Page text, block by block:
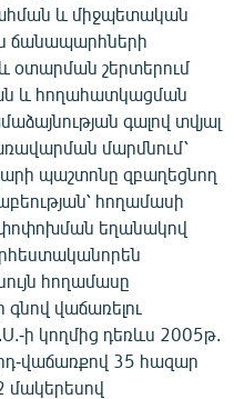
և միջպետական
ճանապարհների
օտարման շերտերում
և հողահատկացման
գալով տվյալ
մարմնում՝
պաշտոնը զբաղեցնող
հողամասի
եղանակով
հողամասը
վաճառելու
ի կողմից դեռևս 2005թ.
վաճառքով 35 հազար
մակերեսով